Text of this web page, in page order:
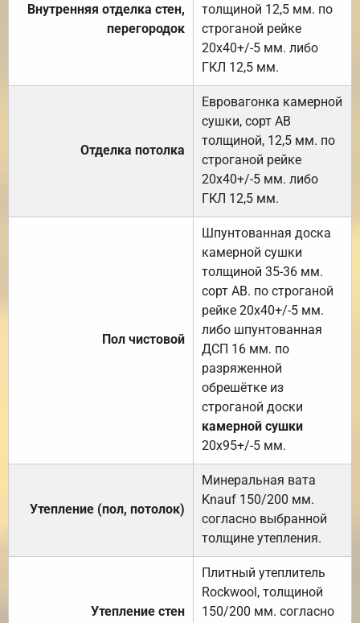
Внутренняя отделка стен,
перегородок
толщиной 12,5 мм. по
строганой рейке
20х40+/-5 мм. либо
ГКЛ 12,5 мм.
Отделка потолка
Евровагонка камерной
сушки, сорт АВ
толщиной, 12,5 мм. по
строганой рейке
20х40+/-5 мм. либо
ГКЛ 12,5 мм.
Пол чистовой
Шпунтованная доска
камерной сушки
толщиной 35-36 мм.
сорт АВ. по строганой
рейке 20х40+/-5 мм.
либо шпунтованная
ДСП 16 мм. по
разряженной
обрешётке из
строганой доски
камерной сушки
20х95+/-5 мм.
Утепление (пол, потолок)
Минеральная вата
Knauf 150/200 мм.
согласно выбранной
толщине утепления.
Утепление стен
Плитный утеплитель
Rockwool, толщиной
150/200 мм. согласно